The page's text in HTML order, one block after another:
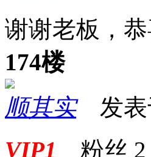
谢谢老板，恭
174楼
顺其实发表
VIP1 粉丝 2